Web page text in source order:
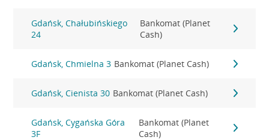
Gdańsk, Chałubińskiego
24
Bankomat (Planet
Cash)
Gdańsk, Chmielna 3 Bankomat (Planet Cash)
Gdańsk, Cienista 30 Bankomat (Planet Cash)
Gdańsk, Cygańska Góra
3F
Bankomat (Planet
Cash)